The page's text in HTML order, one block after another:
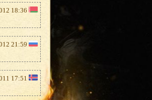
18:36
21:59
17:51